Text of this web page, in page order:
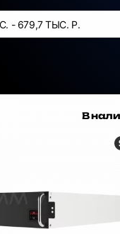
- 679,7 ТЫС. Р.
В